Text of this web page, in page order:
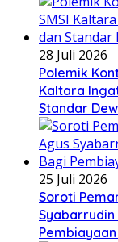
28 Juli 2026
Polemik
Kaltara
Standar
25 Juli 2026
Soroti
Syabarrudin